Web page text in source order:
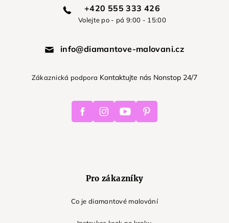
+420 555 333 426
Volejte po - pá 9:00 - 15:00
info@diamantove-malovani.cz
Zákaznická podpora Kontaktujte nás Nonstop 24/7
FacebookInstagramYoutube Pinterest
Pro zákazníky
Co je diamantové malování